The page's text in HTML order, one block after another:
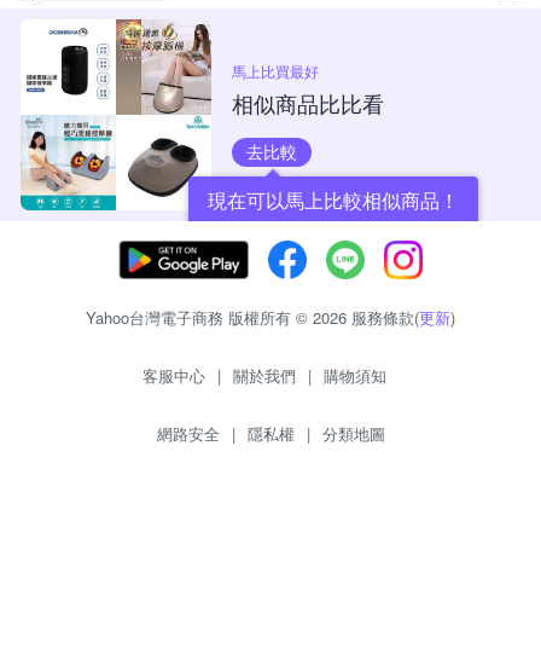
馬上比買最好
相似商品比比看
去比較
現在可以馬上比較相似商品！
Yahoo台灣電子商務 版權所有 © 2026 服務條款(更新)
客服中心 | 關於我們 | 購物須知
網路安全 | 隱私權 | 分類地圖